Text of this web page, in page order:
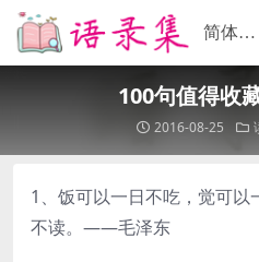
100句值得收
2016-08-25
1、饭可以一日不吃，觉可以
不读。——毛泽东